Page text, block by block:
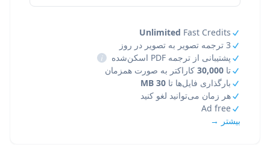
Unlimited Fast Credits
3 ترجمه تصویر به تصویر در روز
پشتیبانی از ترجمه PDF اسکن‌شده
i
تا 30,000 کاراکتر به صورت همزمان
بارگذاری فایل‌ها تا 30 MB
هر زمان می‌توانید لغو کنید
Ad free
بیشتر →